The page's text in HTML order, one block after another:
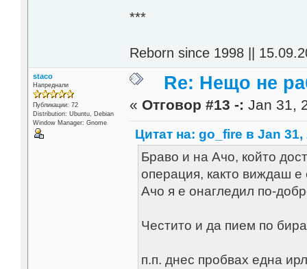
***
Reborn since 1998 ||
staco
Напреднали
Публикации: 72
Distribution: Ubuntu, Debian
Window Manager: Gnome
Re: Нещо не
« Отговор #13 -: Jan 31,
Цитат на: go_fire в Jan 31,
Браво и на Ачо, който
операция, както виждаш е
Ачо я е онагледил по-
Честито и да пием по
п.п. днес пробвах една